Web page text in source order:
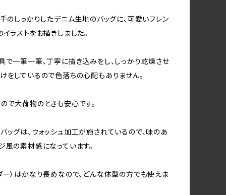
のしっかりしたデニム生地のバッグに、可愛いフレン
イラストをお描きしました。
で一筆一筆、丁寧に描き込みをし、しっかり乾燥させ
をしているので色落ちの心配もありません。
で大荷物のときも安心です。
ッグは、ウォッシュ加工が施されているので、味のあ
風の素材感になっています。
ー）はかなり長めなので、どんな体型の方でも使えま